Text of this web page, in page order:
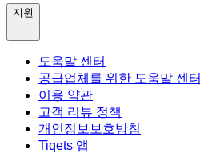
지원
도움말 센터
공급업체를 위한 도움말 센터
이용 약관
고객 리뷰 정책
개인정보보호방침
Tiqets 앱